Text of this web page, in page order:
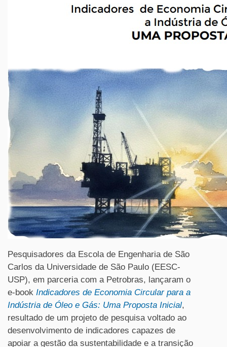
Pesquisadores da Escola de Engenharia de São
Carlos da Universidade de São Paulo (EESC-
USP), em parceria com a Petrobras, lançaram o
e-book Indicadores de Economia Circular para a
Indústria de Óleo e Gás: Uma Proposta Inicial,
resultado de um projeto de pesquisa voltado ao
desenvolvimento de indicadores capazes de
apoiar a gestão da sustentabilidade e a transição